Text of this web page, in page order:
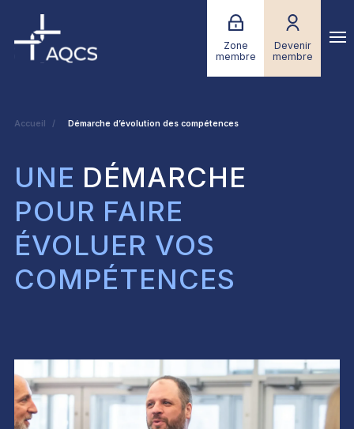
Zone
membre
Devenir
membre
Accueil Démarche d’évolution des compétences
UNE DÉMARCHE
POUR FAIRE
ÉVOLUER VOS
COMPÉTENCES